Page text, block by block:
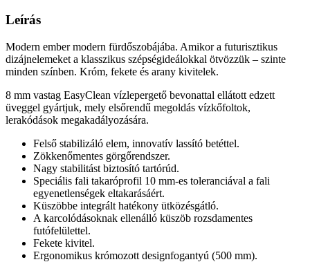
Leírás
Modern ember modern fürdőszobájába. Amikor a futurisztikus
dizájnelemeket a klasszikus szépségideálokkal ötvözzük – szinte
minden színben. Króm, fekete és arany kivitelek.
8 mm vastag EasyClean vízlepergető bevonattal ellátott edzett
üveggel gyártjuk, mely elsőrendű megoldás vízkőfoltok,
lerakódások megakadályozására.
Felső stabilizáló elem, innovatív lassító betéttel.
Zökkenőmentes görgőrendszer.
Nagy stabilitást biztosító tartórúd.
Speciális fali takaróprofil 10 mm-es toleranciával a fali
egyenetlenségek eltakarásáért.
Küszöbbe integrált hatékony ütközésgátló.
A karcolódásoknak ellenálló küszöb rozsdamentes
futófelülettel.
Fekete kivitel.
Ergonomikus krómozott designfogantyú (500 mm).